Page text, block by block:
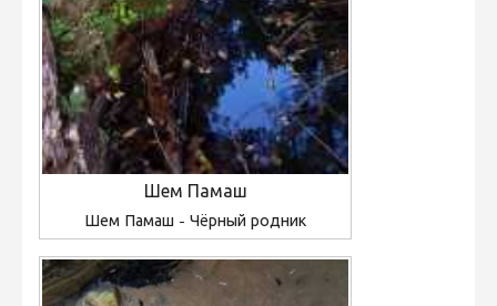
Шем Памаш
Шем Памаш - Чёрный родник